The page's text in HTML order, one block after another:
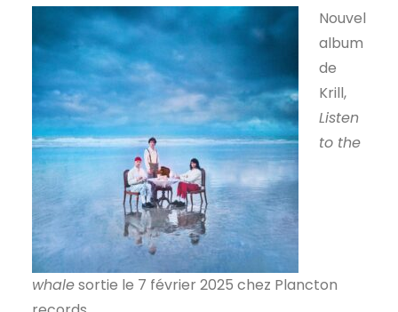
Nouvel
album
de
Krill,
Listen
to the
whalesortie le 7 février 2025 chez Plancton